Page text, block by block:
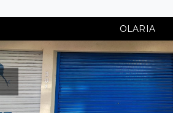
OLARIA